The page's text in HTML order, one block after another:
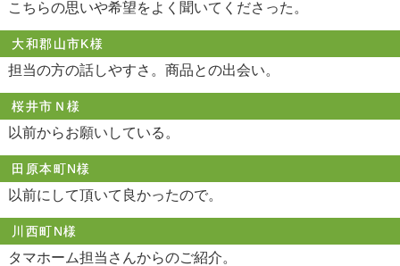
こちらの思いや希望をよく聞いてくださった。
大和郡山市K様
担当の方の話しやすさ。商品との出会い。
桜井市Ｎ様
以前からお願いしている。
田原本町N様
以前にして頂いて良かったので。
川西町N様
タマホーム担当さんからのご紹介。